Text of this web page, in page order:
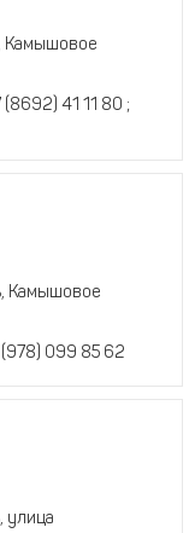
Камышовое
41 11 80 ;
Камышовое
(978) 099 85 62
улица